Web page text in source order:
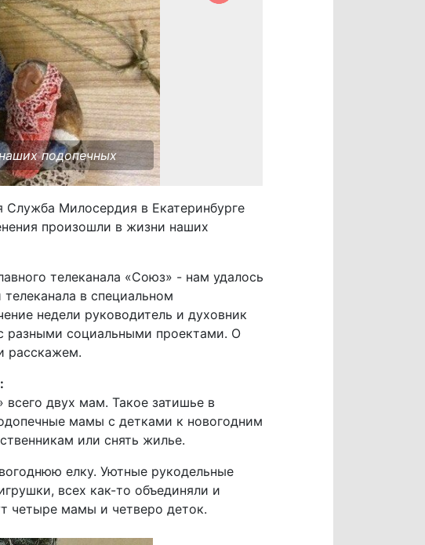
подопечных
Служба Милосердия в Екатеринбурге
произошли в жизни наших
телеканала «Союз» - нам удалось
в специальном
недели руководитель и духовник
разными социальными проектами. О
расскажем.
всего двух мам. Такое затишье в
мамы с детками к новогодним
или снять жилье.
елку. Уютные рукодельные
всех как-то объединяли и
четыре мамы и четверо деток.